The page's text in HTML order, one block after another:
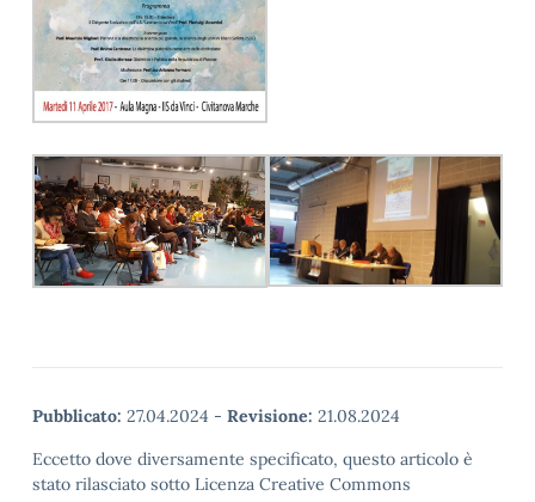
Pubblicato: 27.04.2024 - Revisione: 21.08.2024
Eccetto dove diversamente specificato, questo articolo è
stato rilasciato sotto Licenza Creative Commons